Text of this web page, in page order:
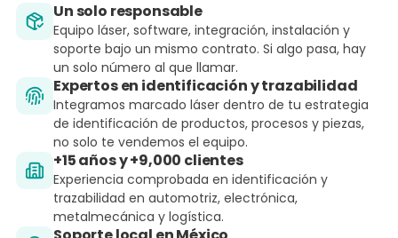
Un solo responsable
Equipo láser, software, integración, instalación y
soporte bajo un mismo contrato. Si algo pasa, hay
un solo número al que llamar.
Expertos en identificación y trazabilidad
Integramos marcado láser dentro de tu estrategia
de identificación de productos, procesos y piezas,
no solo te vendemos el equipo.
+15 años y +9,000 clientes
Experiencia comprobada en identificación y
trazabilidad en automotriz, electrónica,
metalmecánica y logística.